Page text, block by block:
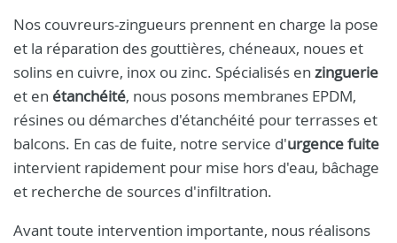
Nos couvreurs-zingueurs prennent en charge la pose
et la réparation des gouttières, chéneaux, noues et
solins en cuivre, inox ou zinc. Spécialisés en zinguerie
et en étanchéité, nous posons membranes EPDM,
résines ou démarches d'étanchéité pour terrasses et
balcons. En cas de fuite, notre service d'urgence fuite
intervient rapidement pour mise hors d'eau, bâchage
et recherche de sources d'infiltration.
Avant toute intervention importante, nous réalisons